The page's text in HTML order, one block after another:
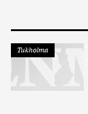
Tukholma